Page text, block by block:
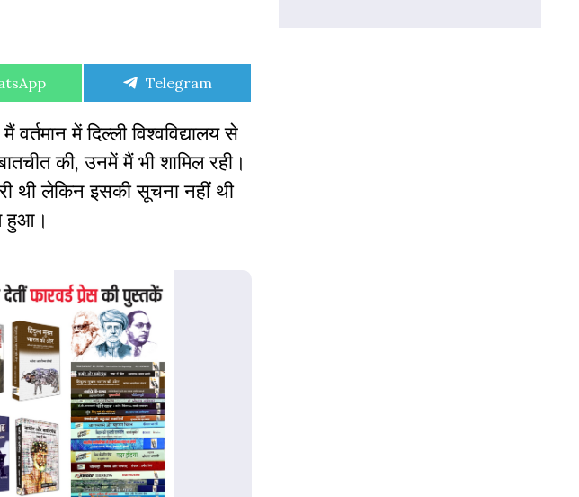
Share
Telegram
में दिल्ली विश्वविद्यालय से
की, उनमें मैं भी शामिल रही।
थी लेकिन इसकी सूचना नहीं थी
हुआ।